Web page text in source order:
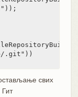
.git"))
свих